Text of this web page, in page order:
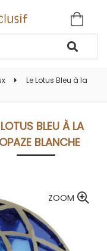
Le Lotus Bleu à la
LOTUS BLEU À LA
BLANCHE
ZOOM